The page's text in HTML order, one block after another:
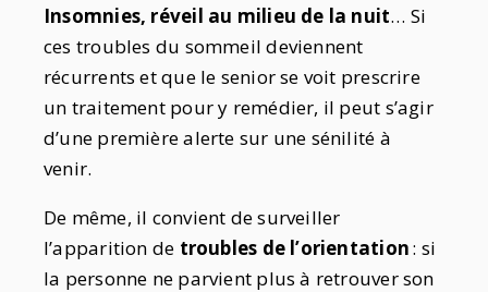
Insomnies, réveil au milieu de la nuit… Si
ces troubles du sommeil deviennent
récurrents et que le senior se voit prescrire
un traitement pour y remédier, il peut s’agir
d’une première alerte sur une sénilité à
venir.
De même, il convient de surveiller
l’apparition de troubles de l’orientation: si
la personne ne parvient plus à retrouver son